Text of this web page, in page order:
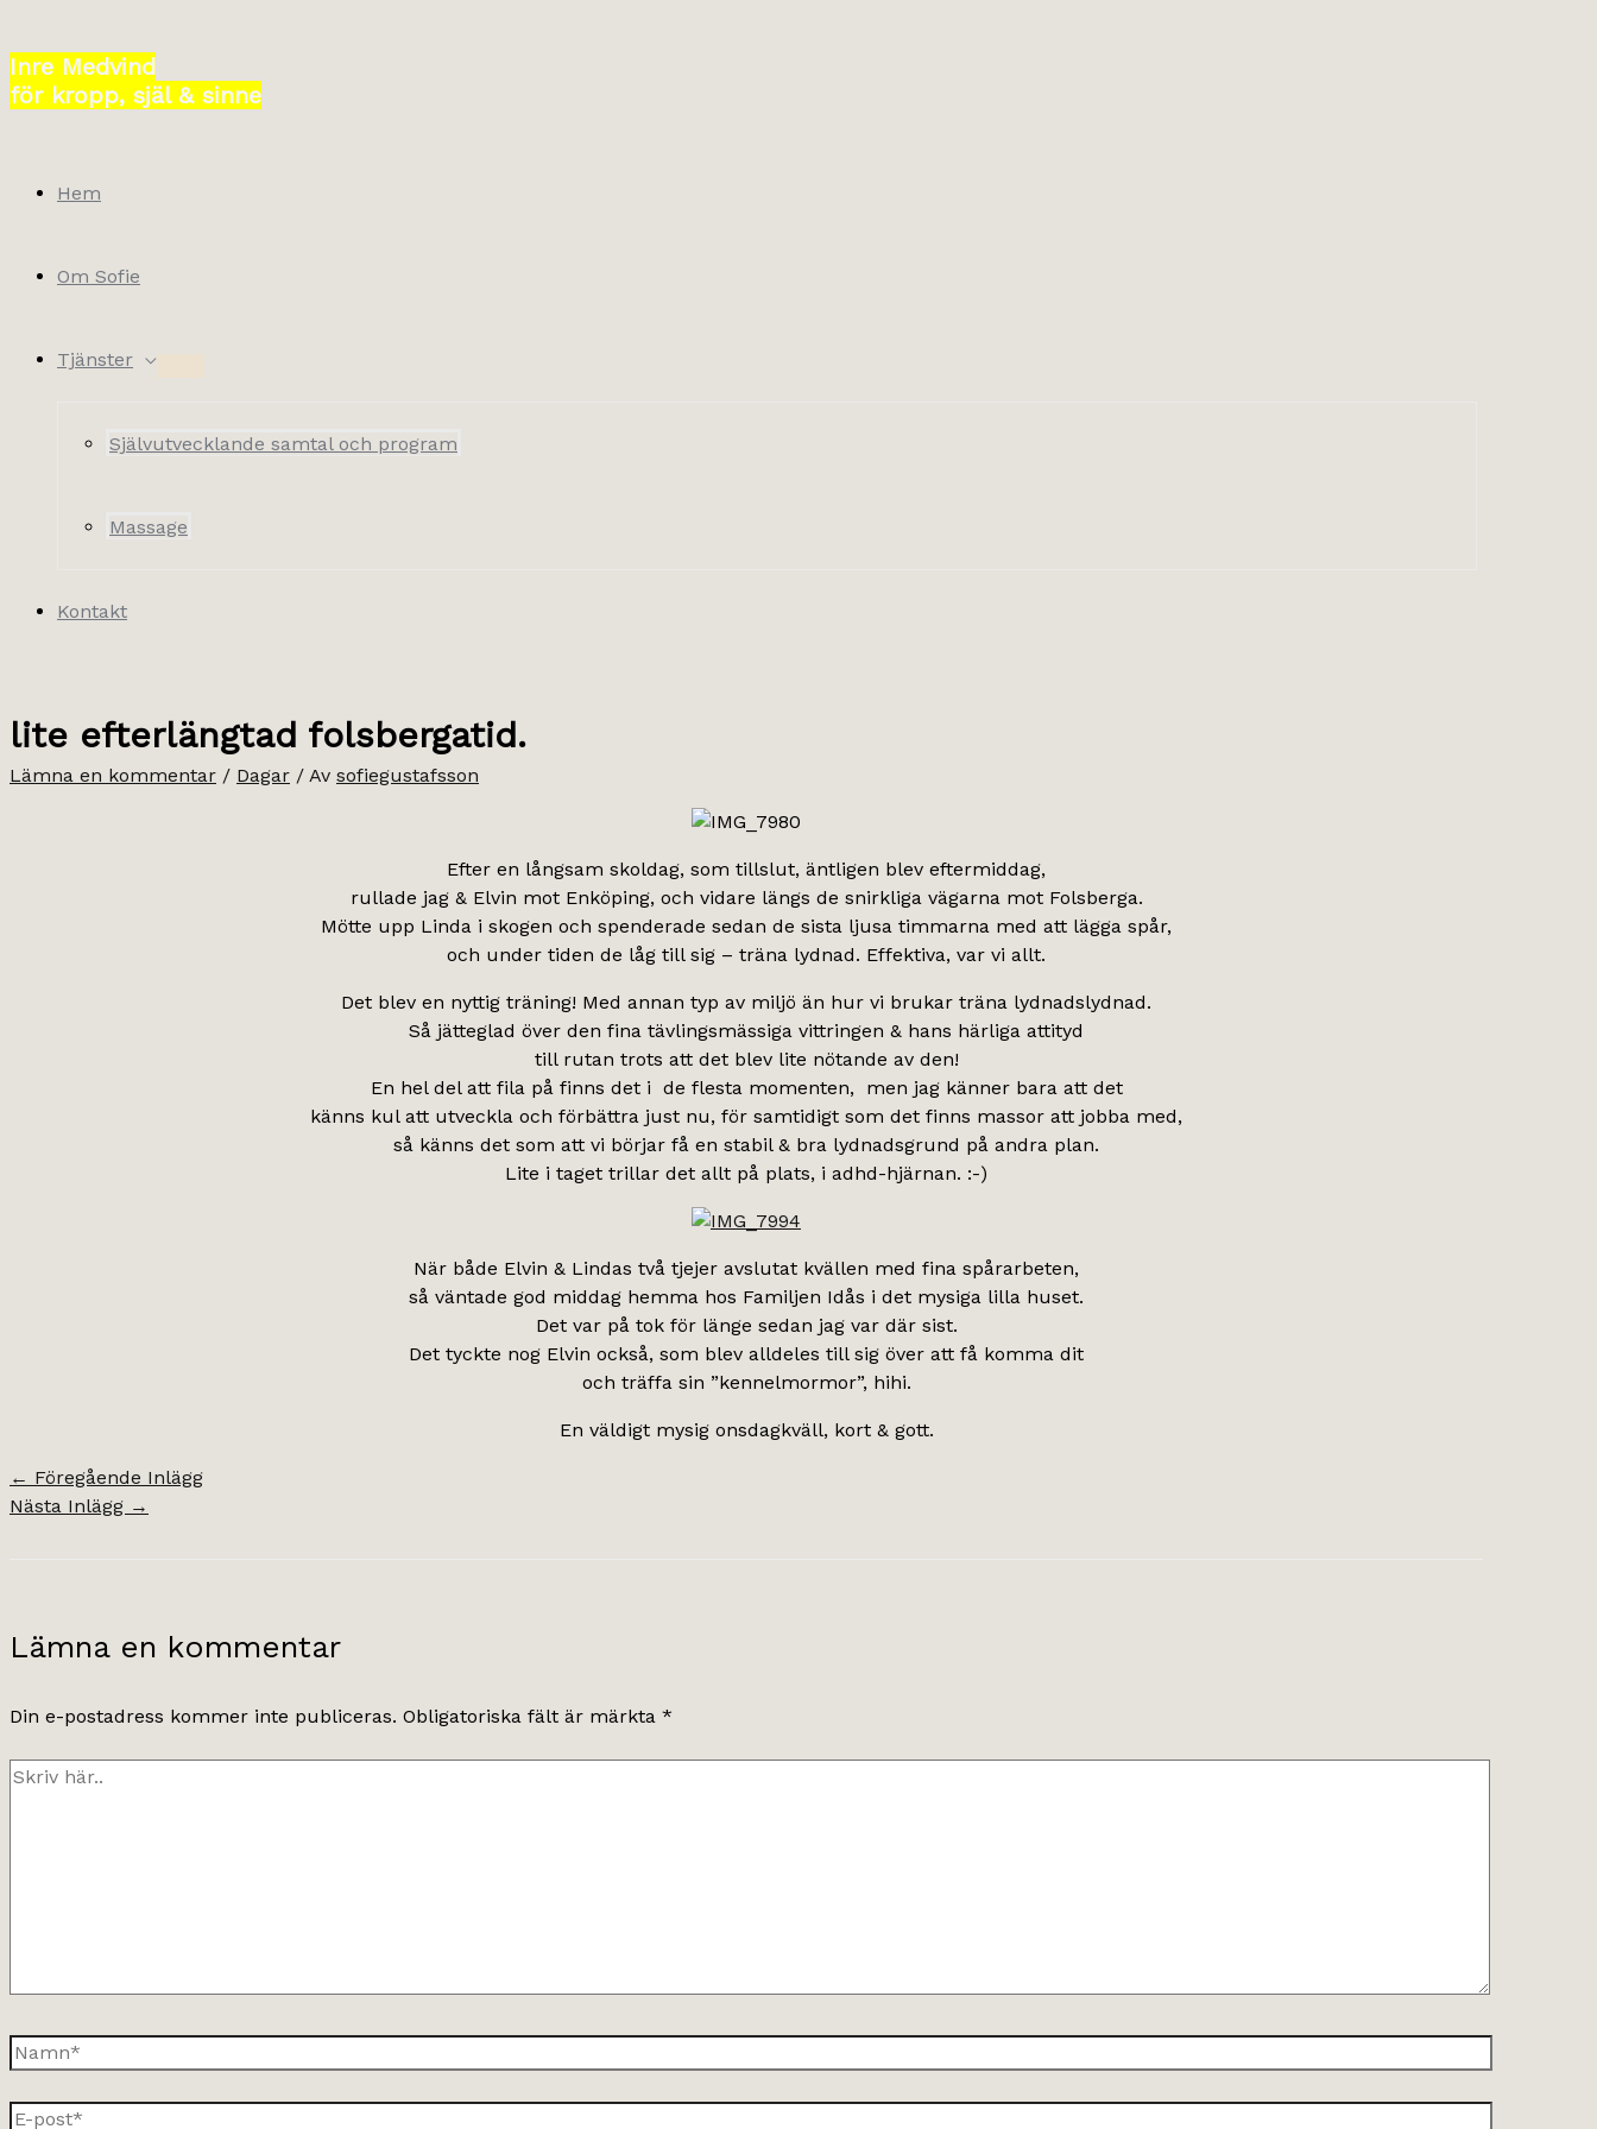
till
innehåll
Inre Medvind
för kropp, själ & sinne
Hem
Om Sofie
Tjänster
Självutvecklande samtal och program
Massage
Kontakt
lite efterlängtad folsbergatid.
Lämna en kommentar / Dagar / Av sofiegustafsson
Efter en långsam skoldag, som tillslut, äntligen blev eftermiddag,
rullade jag & Elvin mot Enköping, och vidare längs de snirkliga vägarna mot Folsberga.
Mötte upp Linda i skogen och spenderade sedan de sista ljusa timmarna med att lägga spår,
och under tiden de låg till sig – träna lydnad. Effektiva, var vi allt.
Det blev en nyttig träning! Med annan typ av miljö än hur vi brukar träna lydnadslydnad.
Så jätteglad över den fina tävlingsmässiga vittringen & hans härliga attityd
till rutan trots att det blev lite nötande av den!
En hel del att fila på finns det i de flesta momenten, men jag känner bara att det
känns kul att utveckla och förbättra just nu, för samtidigt som det finns massor att jobba med,
så känns det som att vi börjar få en stabil & bra lydnadsgrund på andra plan.
Lite i taget trillar det allt på plats, i adhd-hjärnan. :-)
När både Elvin & Lindas två tjejer avslutat kvällen med fina spårarbeten,
så väntade god middag hemma hos Familjen Idås i det mysiga lilla huset.
Det var på tok för länge sedan jag var där sist.
Det tyckte nog Elvin också, som blev alldeles till sig över att få komma dit
och träffa sin ”kennelmormor”, hihi.
En väldigt mysig onsdagkväll, kort & gott.
← Föregående Inlägg
Nästa Inlägg →
Lämna en kommentar
Din e-postadress kommer inte publiceras. Obligatoriska fält är märkta *
Skriv
Namn*
E-